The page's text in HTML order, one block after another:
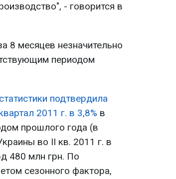
- говорится в
8 месяцев незначительно
периодом
подтвердила
2011 г. в 3,8% в
прошлого года (в
во II кв. 2011 г. в
480 млн грн. По
сезонного фактора,